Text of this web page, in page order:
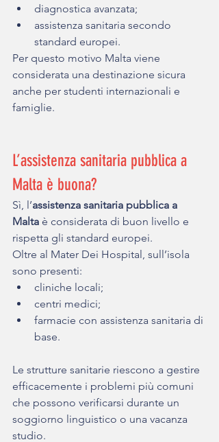
diagnostica avanzata;
assistenza sanitaria secondo
standard europei.
Per questo motivo Malta viene
considerata una destinazione sicura
anche per studenti internazionali e
famiglie.
L’assistenza sanitaria pubblica a
Malta è buona?
Sì, l’assistenza sanitaria pubblica a
Malta è considerata di buon livello e
rispetta gli standard europei.
Oltre al Mater Dei Hospital, sull’isola
sono presenti:
cliniche locali;
centri medici;
farmacie con assistenza sanitaria di
base.
Le strutture sanitarie riescono a gestire
efficacemente i problemi più comuni
che possono verificarsi durante un
soggiorno linguistico o una vacanza
studio.